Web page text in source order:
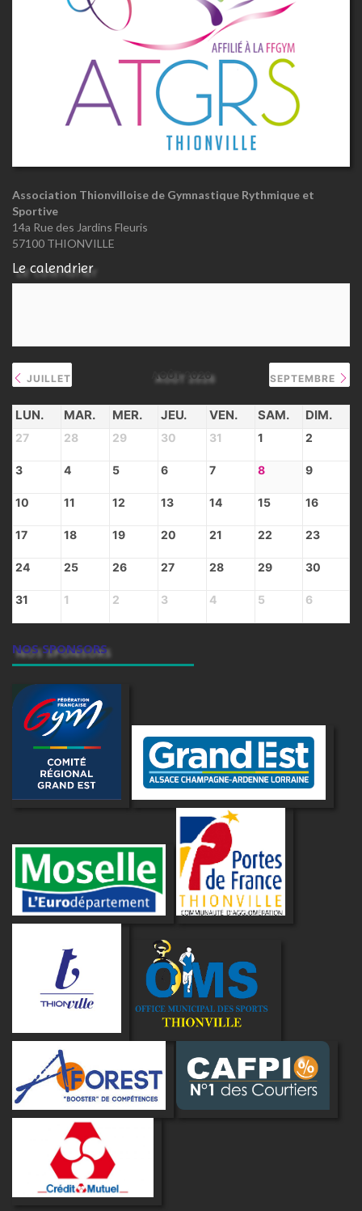
Association Thionvilloise de Gymnastique Rythmique et
Sportive
14a Rue des Jardins Fleuris
57100 THIONVILLE
Le calendrier
JUILLET AOÛT 2026 SEPTEMBRE
LUN. MAR. MER. JEU. VEN. SAM. DIM.
27 28 29 30 31 1 2
3 4 5 6 7 8 9
10 11 12 13 14 15 16
17 18 19 20 21 22 23
24 25 26 27 28 29 30
31 1 2 3 4 5 6
NOS SPONSORS